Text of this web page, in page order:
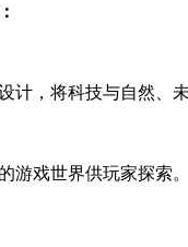
计，将科技与自然、
游戏世界供玩家探